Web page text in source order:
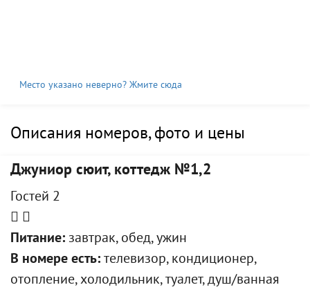
Место указано неверно? Жмите сюда
Описания номеров, фото и цены
Джуниор сюит, коттедж №1,2
Гостей 2
Питание: завтрак, обед, ужин
В номере есть: телевизор, кондиционер,
отопление, холодильник, туалет, душ/ванная